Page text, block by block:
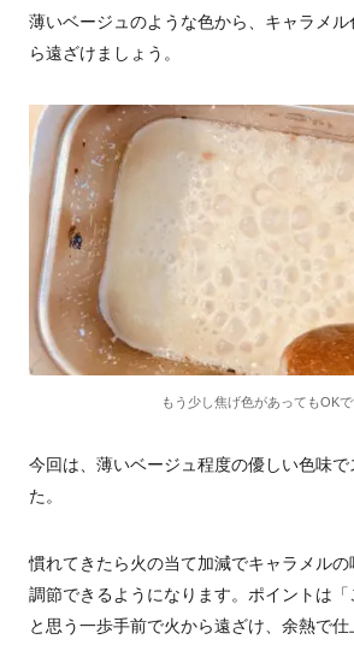
薄いベージュのような色から、キャラメ
ら遠ざけましょう。
もう少し焦げ色があってもOKで
今回は、薄いベージュ程度の優しい色味で
た。
慣れてきたら火の当て加減でキャラメル
調節できるようになります。ポイントは「
と思う一歩手前で火から遠ざけ、余熱で仕